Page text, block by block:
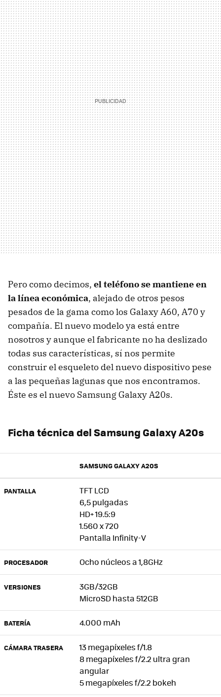
Pero como decimos, el teléfono se mantiene en
la línea económica, alejado de otros pesos
pesados de la gama como los Galaxy A60, A70 y
compañía. El nuevo modelo ya está entre
nosotros y aunque el fabricante no ha deslizado
todas sus características, sí nos permite
construir el esqueleto del nuevo dispositivo pese
a las pequeñas lagunas que nos encontramos.
Éste es el nuevo Samsung Galaxy A20s.
Ficha técnica del Samsung Galaxy A20s
SAMSUNG GALAXY A20S
PANTALLA
TFT LCD
6,5 pulgadas
HD+ 19.5:9
1.560 x 720
Pantalla Infinity-V
PROCESADOR Ocho núcleos a 1,8GHz
VERSIONES
3GB/32GB
MicroSD hasta 512GB
BATERÍA 4.000 mAh
CÁMARA TRASERA
13 megapíxeles f/1.8
8 megapíxeles f/2.2 ultra gran
angular
5 megapíxeles f/2.2 bokeh